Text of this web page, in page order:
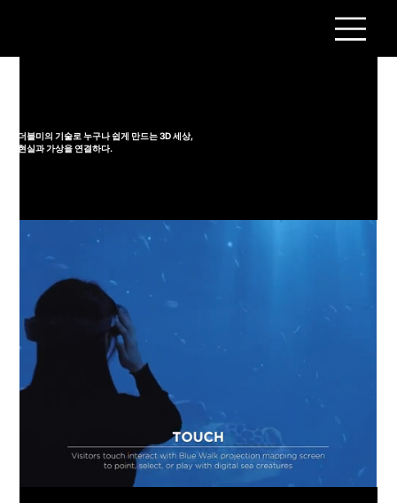
더블미의 기술로 누구나 쉽게 만드는 3D 세상,
현실과 가상을 연결하다.